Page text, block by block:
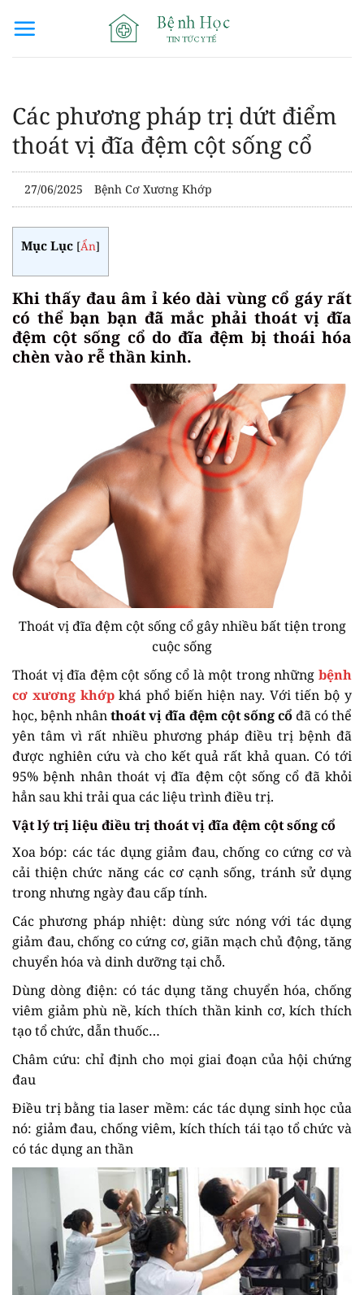
qua
Các phương pháp trị dứt điểm
thoát vị đĩa đệm cột sống cổ
27/06/2025 Bệnh Cơ Xương Khớp
Mục Lục [Ẩn]
Khi thấy đau âm ỉ kéo dài vùng cổ gáy rất
có thể bạn bạn đã mắc phải thoát vị đĩa
đệm cột sống cổ do đĩa đệm bị thoái hóa
chèn vào rễ thần kinh.
Thoát vị đĩa đệm cột sống cổ gây nhiều bất tiện trong
cuộc sống
Thoát vị đĩa đệm cột sống cổ là một trong những bệnh
cơ xương khớpkhá phổ biến hiện nay. Với tiến bộ y
học, bệnh nhânthoát vị đĩa đệm cột sống cổ đã có thể
yên tâm vì rất nhiều phương pháp điều trị bệnh đã
được nghiên cứu và cho kết quả rất khả quan. Có tới
95% bệnh nhân thoát vị đĩa đệm cột sống cổ đã khỏi
hẳn sau khi trải qua các liệu trình điều trị.
Vật lý trị liệu điều trị thoát vị đĩa đệm cột sống cổ
Xoa bóp: các tác dụng giảm đau, chống co cứng cơ và
cải thiện chức năng các cơ cạnh sống, tránh sử dụng
trong nhưng ngày đau cấp tính.
Các phương pháp nhiệt: dùng sức nóng với tác dụng
giảm đau, chống co cứng cơ, giãn mạch chủ động, tăng
chuyển hóa và dinh dưỡng tại chỗ.
Dùng dòng điện: có tác dụng tăng chuyển hóa, chống
viêm giảm phù nề, kích thích thần kinh cơ, kích thích
tạo tổ chức, dẫn thuốc…
Châm cứu: chỉ định cho mọi giai đoạn của hội chứng
đau
Điều trị bằng tia laser mềm: các tác dụng sinh học của
nó: giảm đau, chống viêm, kích thích tái tạo tổ chức và
có tác dụng an thần